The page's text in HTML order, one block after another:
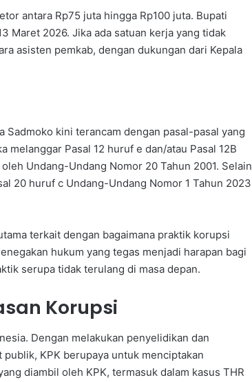
antara Rp75 juta hingga Rp100 juta. Bupati
Maret 2026. Jika ada satuan kerja yang tidak
asisten pemkab, dengan dukungan dari Kepala
Sadmoko kini terancam dengan pasal-pasal yang
Pasal 12 huruf e dan/atau Pasal 12B
Undang-Undang Nomor 20 Tahun 2001. Selain
20 huruf c Undang-Undang Nomor 1 Tahun 2023
terkait dengan bagaimana praktik korupsi
hukum yang tegas menjadi harapan bagi
serupa tidak terulang di masa depan.
Korupsi
Dengan melakukan penyelidikan dan
KPK berupaya untuk menciptakan
diambil oleh KPK, termasuk dalam kasus THR